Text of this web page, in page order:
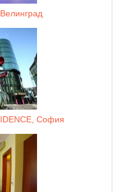
София